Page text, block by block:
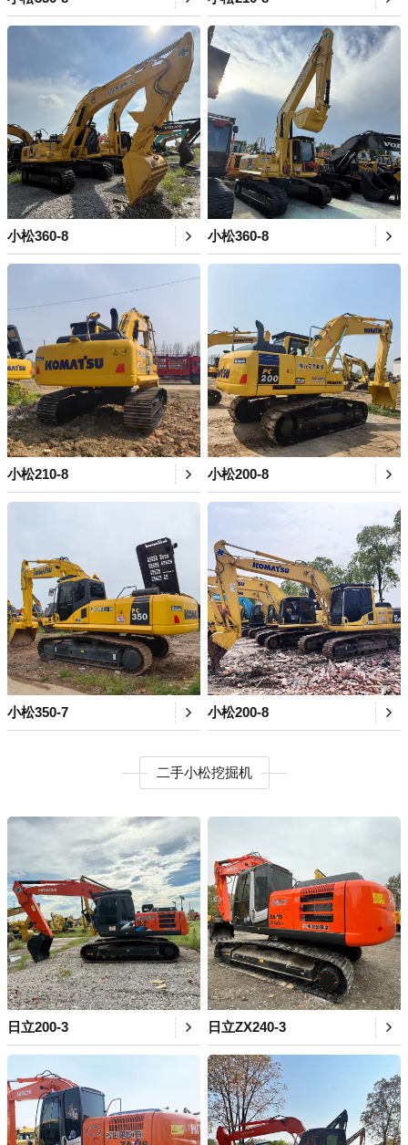
小松360-8 小松360-8
小松210-8 小松200-8
小松350-7 小松200-8
二手小松挖掘机
日立200-3 日立ZX240-3